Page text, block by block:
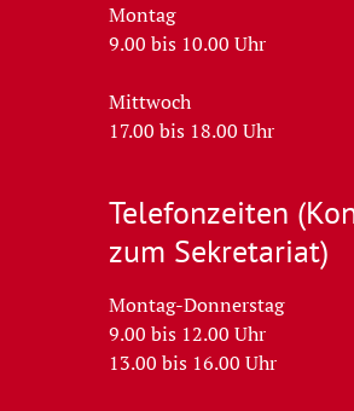
Montag
9.00 bis 10.00 Uhr
Mittwoch
17.00 bis 18.00 Uhr
Telefonzeiten
zum Sekretariat)
Montag-Donnerstag
9.00 bis 12.00 Uhr
13.00 bis 16.00 Uhr